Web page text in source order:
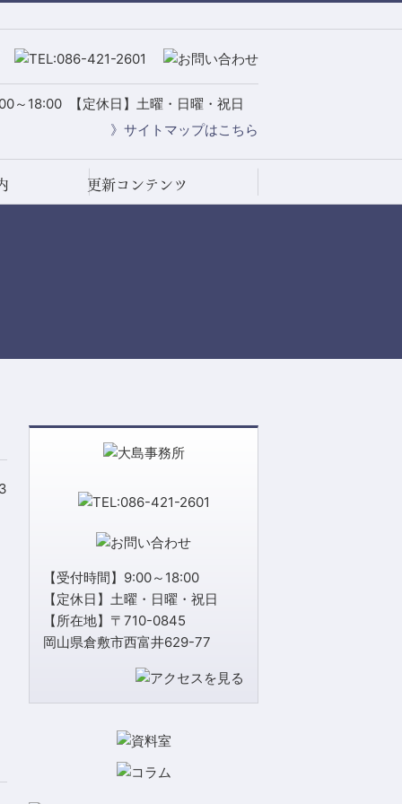
～18:00
【定休日】土曜・日曜・祝日
》サイトマップはこちら
更新コンテンツ
【受付時間】9:00～18:00
【定休日】土曜・日曜・祝日
【所在地】〒710-0845
岡山県倉敷市西富井629-77